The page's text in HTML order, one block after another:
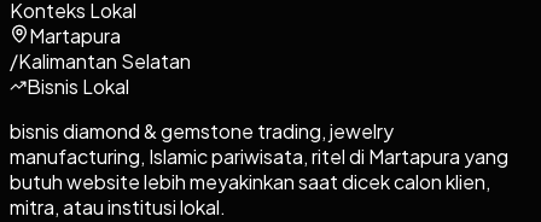
Konteks Lokal
Martapura
/Kalimantan Selatan
Bisnis Lokal
bisnis diamond & gemstone trading, jewelry
manufacturing, Islamic pariwisata, ritel di Martapura yang
butuh website lebih meyakinkan saat dicek calon klien,
mitra, atau institusi lokal.